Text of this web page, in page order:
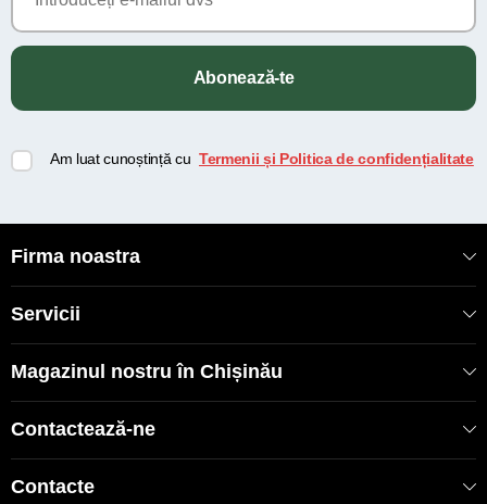
Abonează-te
Am luat cunoștință cu Termenii și Politica de confidențialitate
Firma noastra
Servicii
Magazinul nostru în Chișinău
Contactează-ne
Contacte